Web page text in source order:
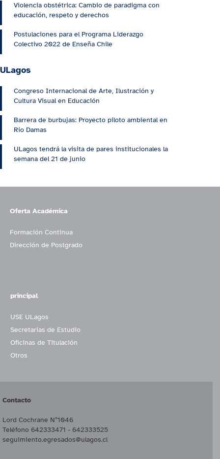
Violencia obstétrica: Cambio de paradigma con
educación, respeto y derechos
Postulaciones para el Programa Liderazgo
Colectivo 2022 de Enseña Chile
ULagos
Congreso Internacional de Arte, Ilustración y
Cultura Visual en Educación
Barrera de burbujas: Proyecto piloto ambiental en
Río Damas
ULagos tendrá la visita de pares institucionales la
semana del 21 de junio
Oferta Académica
Formación Continua
Dirección de Postgrado
principal
USE ULagos
Secretarías de Estudio
Oficinas de Titulación
Otros
Contacto
Lord Cochrane Nº1046
Teléfono 642333471 - 642333525
seguimiento.egresados@ulagos.cl